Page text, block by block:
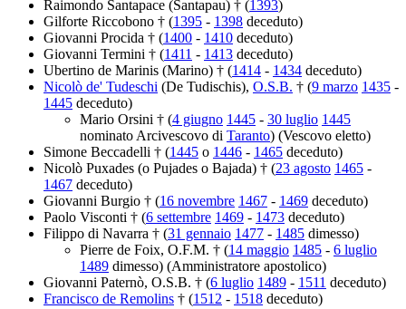
Raimondo Santapace (Santapau) † (1393)
Gilforte Riccobono † (1395 - 1398 deceduto)
Giovanni Procida † (1400 - 1410 deceduto)
Giovanni Termini † (1411 - 1413 deceduto)
Ubertino de Marinis (Marino) † (1414 - 1434 deceduto)
Nicolò de' Tudeschi (De Tudischis), O.S.B. † (9 marzo 1435 -
1445 deceduto)
Mario Orsini † (4 giugno 1445 - 30 luglio 1445
nominato Arcivescovo di Taranto) (Vescovo eletto)
Simone Beccadelli † (1445 o 1446 - 1465 deceduto)
Nicolò Puxades (o Pujades o Bajada) † (23 agosto 1465 -
1467 deceduto)
Giovanni Burgio † (16 novembre 1467 - 1469 deceduto)
Paolo Visconti † (6 settembre 1469 - 1473 deceduto)
Filippo di Navarra † (31 gennaio 1477 - 1485 dimesso)
Pierre de Foix, O.F.M. † (14 maggio 1485 - 6 luglio
1489 dimesso) (Amministratore apostolico)
Giovanni Paternò, O.S.B. † (6 luglio 1489 - 1511 deceduto)
Francisco de Remolins † (1512 - 1518 deceduto)